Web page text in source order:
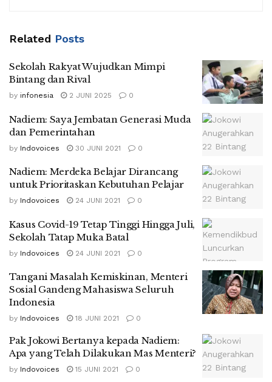
Related Posts
Sekolah Rakyat Wujudkan Mimpi
Bintang dan Rival
by infonesia 2 JUNI 2025 0
Nadiem: Saya Jembatan Generasi Muda
dan Pemerintahan
by Indovoices 30 JUNI 2021 0
Nadiem: Merdeka Belajar Dirancang
untuk Prioritaskan Kebutuhan Pelajar
by Indovoices 24 JUNI 2021 0
Kasus Covid-19 Tetap Tinggi Hingga Juli,
Sekolah Tatap Muka Batal
by Indovoices 24 JUNI 2021 0
Tangani Masalah Kemiskinan, Menteri
Sosial Gandeng Mahasiswa Seluruh
Indonesia
by Indovoices 18 JUNI 2021 0
Pak Jokowi Bertanya kepada Nadiem:
Apa yang Telah Dilakukan Mas Menteri?
by Indovoices 15 JUNI 2021 0